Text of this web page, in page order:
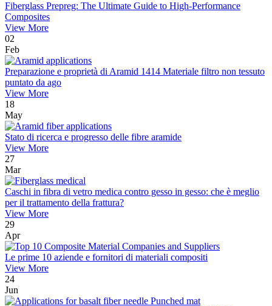
Fiberglass Prepreg: The Ultimate Guide to High-Performance
Composites
View More
02
Feb
Preparazione e proprietà di Aramid 1414 Materiale filtro non tessuto
puntato da ago
View More
18
May
Stato di ricerca e progresso delle fibre aramide
View More
27
Mar
Caschi in fibra di vetro medica contro gesso in gesso: che è meglio
per il trattamento della frattura?
View More
29
Apr
Le prime 10 aziende e fornitori di materiali compositi
View More
24
Jun